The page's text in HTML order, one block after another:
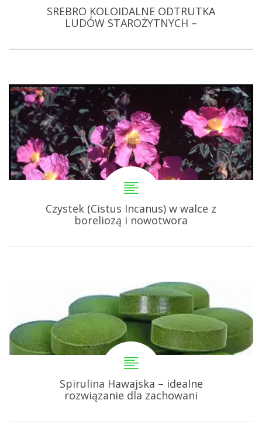
SREBRO KOLOIDALNE ODTRUTKA
LUDÓW STAROŻYTNYCH –
Czystek (Cistus Incanus) w walce z
boreliozą i nowotwora
Spirulina Hawajska – idealne
rozwiązanie dla zachowani